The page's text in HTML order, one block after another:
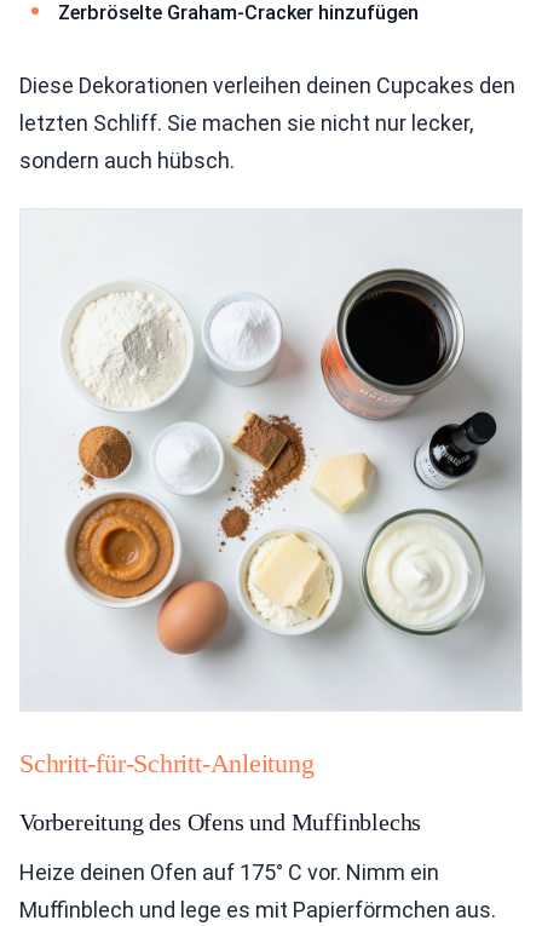
Zerbröselte Graham-Cracker hinzufügen
Diese Dekorationen verleihen deinen Cupcakes den
letzten Schliff. Sie machen sie nicht nur lecker,
sondern auch hübsch.
Schritt-für-Schritt-Anleitung
Vorbereitung des Ofens und Muffinblechs
Heize deinen Ofen auf 175° C vor. Nimm ein
Muffinblech und lege es mit Papierförmchen aus.